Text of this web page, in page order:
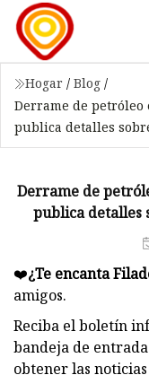
Hogar / Blog /
Derrame de petróleo
publica detalles
Derrame de
publica detalles
❤️¿Te encanta
amigos.
Reciba el boletín
bandeja de
obtener las